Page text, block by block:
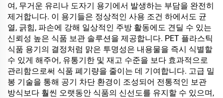
여, 무거운 유리나 도자기 용기에서 발생하는 부담을 완전히
제거합니다. 이 용기들은 정상적인 사용 조건 하에서도 균
열, 긁힘, 파손에 강해 일상적인 주방 활동에도 견딜 수 있는
신뢰성 높은 식품 보관 솔루션을 제공합니다. PET 플라스틱
식품 용기의 결정처럼 맑은 투명성은 내용물을 즉시 식별할
수 있게 해주어, 유통기한 및 재고 수준을 보다 효과적으로
관리함으로써 식품 폐기량을 줄이는 데 기여합니다. 고급 밀
봉 기술을 통해 공기 차단 환경이 조성되어 전통적인 보관
방식보다 훨씬 오랫동안 식품의 신선도를 유지할 수 있으며,